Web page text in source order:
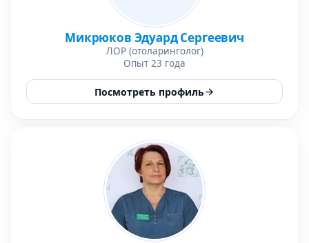
Микрюков Эдуард Сергеевич
ЛОР (отоларинголог)
Опыт 23 года
Посмотреть профиль